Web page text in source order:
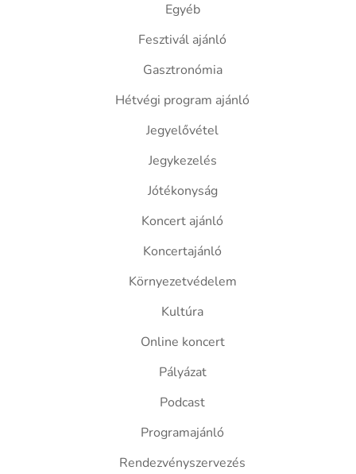
Egyéb
Fesztivál ajánló
Gasztronómia
Hétvégi program ajánló
Jegyelővétel
Jegykezelés
Jótékonyság
Koncert ajánló
Koncertajánló
Környezetvédelem
Kultúra
Online koncert
Pályázat
Podcast
Programajánló
Rendezvényszervezés